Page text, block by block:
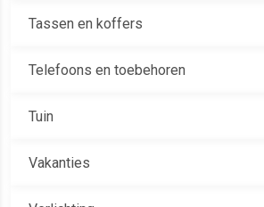
Tassen en koffers
Telefoons en toebehoren
Tuin
Vakanties